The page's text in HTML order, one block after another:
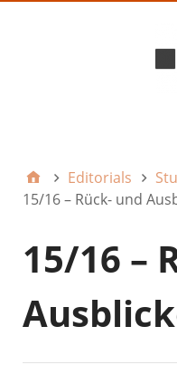
Editorials
15/16 – Rück- und
15/16 –